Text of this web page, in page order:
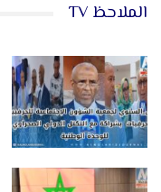
الملاحظ TV